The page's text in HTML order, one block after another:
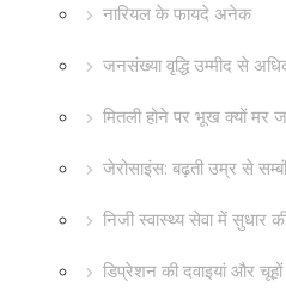
नारियल के फायदे अनेक
जनसंख्या वृद्धि उम्मीद से
मितली होने पर भूख क्यों मर
जेरोसाइंस: बढ़ती उम्र से
निजी स्वास्थ्य सेवा में सुधार
डिप्रेशन की दवाइयां और चूहों